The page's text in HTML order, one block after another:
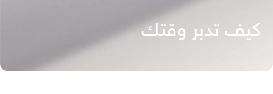
كيف تدبر وقتك